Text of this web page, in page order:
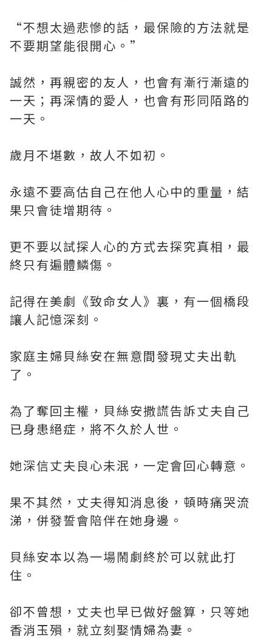
“不想太過悲慘的話，最保險的方法就是
不要期望能很開心。”
誠然，再親密的友人，也會有漸行漸遠的
一天；再深情的愛人，也會有形同陌路的
一天。
歲月不堪數，故人不如初。
永遠不要高估自己在他人心中的重量，結
果只會徒增期待。
更不要以試探人心的方式去探究真相，最
終只有遍體鱗傷。
記得在美劇《致命女人》裏，有一個橋段
讓人記憶深刻。
家庭主婦貝絲安在無意間發現丈夫出軌
了。
為了奪回主權，貝絲安撒謊告訴丈夫自己
已身患絕症，將不久於人世。
她深信丈夫良心未泯，一定會回心轉意。
果不其然，丈夫得知消息後，頓時痛哭流
涕，併發誓會陪伴在她身邊。
貝絲安本以為一場鬧劇終於可以就此打
住。
卻不曾想，丈夫也早已做好盤算，只等她
香消玉殞，就立刻娶情婦為妻。